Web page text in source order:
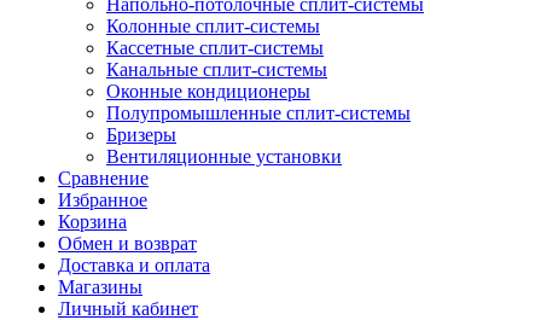
Напольно-потолоч​ные ​сплит-системы
Колонные ​​сплит-системы
Кассетные сплит-системы
Канальные сплит-системы
Оконные кондиционеры
Полупромышленные сплит-системы
Бризеры
Вентиляционные установки
Сравнение
Избранное
Корзина
Обмен и возврат
Доставка и оплата
Магазины
Личный кабинет